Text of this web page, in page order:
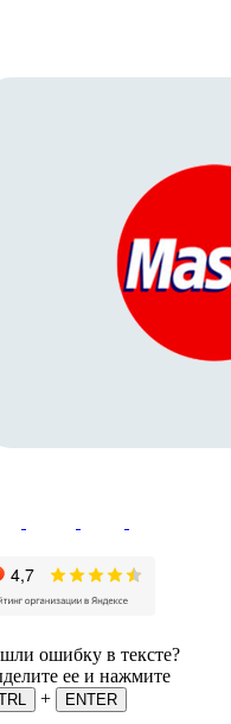
ошибку в тексте?
ее и нажмите
+
ENTER